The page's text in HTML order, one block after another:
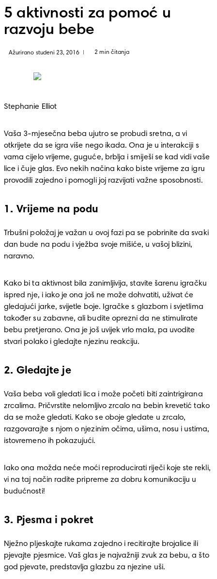
5 aktivnosti za pomoć u
razvoju bebe
Ažurirano studeni 23, 2016 2 min čitanja
Stephanie Elliot
Vaša 3-mjesečna beba ujutro se probudi sretna, a vi
otkrijete da se igra više nego ikada. Ona je u interakciji s
vama cijelo vrijeme, guguće, brblja i smiješi se kad vidi vaše
lice i čuje glas. Evo nekih načina kako biste vrijeme za igru
provodili zajedno i pomogli joj razvijati važne sposobnosti.
1. Vrijeme na podu
Trbušni položaj je važan u ovoj fazi pa se pobrinite da svaki
dan bude na podu i vježba svoje mišiće, u vašoj blizini,
naravno.
Kako bi ta aktivnost bila zanimljivija, stavite šarenu igračku
ispred nje, i iako je ona još ne može dohvatiti, uživat će
gledajući jarke, svijetle boje. Igračke s glazbom i svjetlima
također su zabavne, ali budite oprezni da ne stimulirate
bebu pretjerano. Ona je još uvijek vrlo mala, pa uvodite
stvari polako i gledajte njezinu reakciju.
2. Gledajte je
Vaša beba voli gledati lica i može početi biti zaintrigirana
zrcalima. Pričvrstite nelomljivo zrcalo na bebin krevetić tako
da se može gledati. Kako se oboje gledate u zrcalo,
razgovarajte s njom o njezinim očima, ušima, nosu i ustima,
istovremeno ih pokazujući.
Iako ona možda neće moći reproducirati riječi koje ste rekli,
vi na taj način radite pripreme za dobru komunikaciju u
budućnosti!
3. Pjesma i pokret
Nježno pljeskajte rukama zajedno i recitirajte brojalice ili
pjevajte pjesmice. Vaš glas je najvažniji zvuk za bebu, a što
god pjevate, predstavlja glazbu za njezine uši.